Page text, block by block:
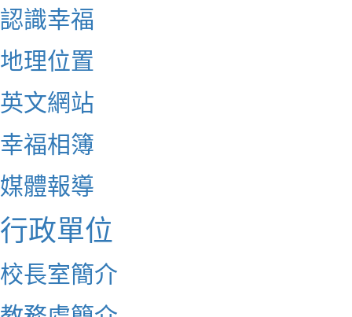
認識幸福
地理位置
英文網站
幸福相簿
媒體報導
行政單位
校長室簡介